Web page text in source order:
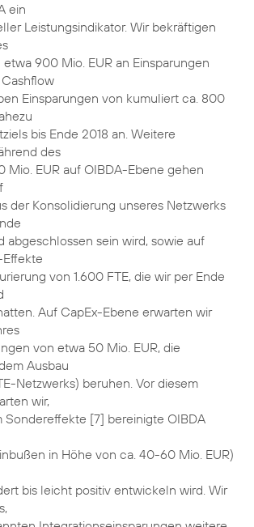
ein
Leistungsindikator. Wir bekräftigen
900 Mio. EUR an Einsparungen
Einsparungen von kumuliert ca. 800
bis Ende 2018 an. Weitere
des
Mio. EUR auf OIBDA-Ebene gehen
der Konsolidierung unseres Netzwerks
abgeschlossen sein wird, sowie auf
von 1.600 FTE, die wir per Ende
Auf CapEx-Ebene erwarten wir
von etwa 50 Mio. EUR, die
Ausbau
Netzwerks) beruhen. Vor diesem
wir,
Sondereffekte [7] bereinigte OIBDA
in Höhe von ca. 40-60 Mio. EUR)
bis leicht positiv entwickeln wird. Wir